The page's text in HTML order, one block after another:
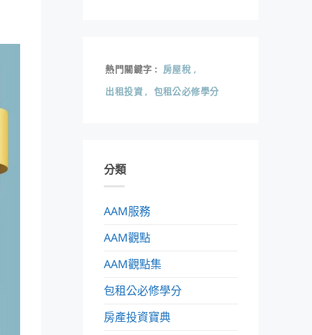
熱門關鍵字
房屋稅
出租投資
包租公必修學分
分類
AAM服務
AAM觀點
AAM觀點集
包租公必修學分
房產投資寶典